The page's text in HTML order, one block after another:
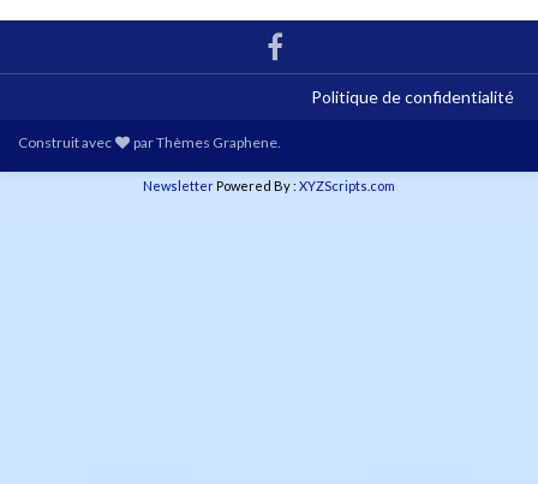
Politique de confidentialité
Construit avec parThèmes Graphene
NewsletterPowered By : XYZScripts.com